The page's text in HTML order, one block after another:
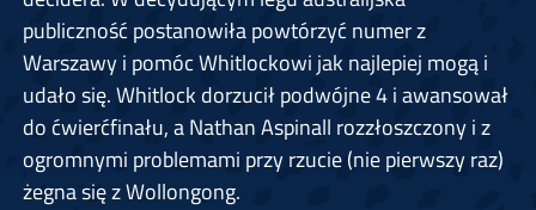
publiczność postanowiła powtórzyć numer z
Warszawy i pomóc Whitlockowi jak najlepiej mogą i
udało się. Whitlock dorzucił podwójne 4 i awansował
do ćwierćfinału, a Nathan Aspinall rozzłoszczony i z
ogromnymi problemami przy rzucie (nie pierwszy raz)
żegna się z Wollongong.